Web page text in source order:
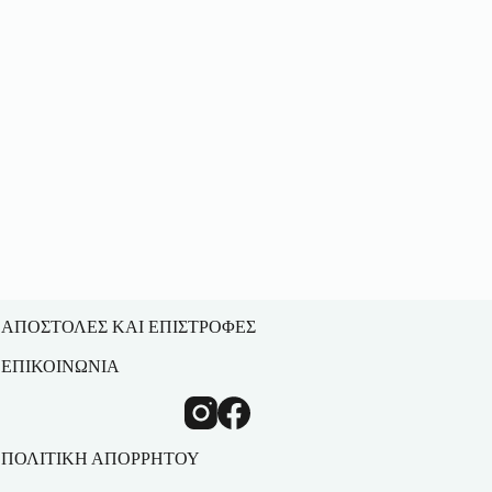
ΑΠΟΣΤΟΛΕΣ ΚΑΙ ΕΠΙΣΤΡΟΦΕΣ
ΕΠΙΚΟΙΝΩΝΙΑ
ΠΟΛΙΤΙΚΗ ΑΠΟΡΡΗΤΟΥ